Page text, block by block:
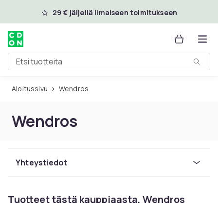
Ohita ja siirry pääsisältöön
29 € jäljellä ilmaiseen toimitukseen
Etsi tuotteita
Aloitussivu Wendros
Wendros
Yhteystiedot
Tuotteet tästä kauppiaasta, Wendros